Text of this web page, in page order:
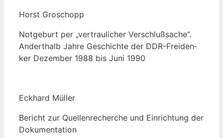
Horst Gro­schopp
Not­ge­burt per „ver­trau­li­cher Ver­schluß­sa­che“.
Andert­halb Jah­re Geschich­te der DDR-Frei­den­
ker Dezem­ber 1988 bis Juni 1990
Eck­hard Müller
Bericht zur Quel­len­re­cher­che und Ein­rich­tung der
Dokumentation